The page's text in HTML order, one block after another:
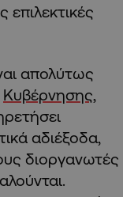
επιλεκτικές
απολύτως
Κυβέρνησης,
αδιέξοδα,
διοργανωτές